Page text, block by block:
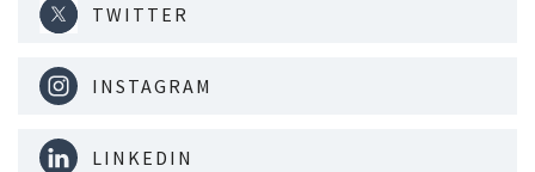
TWITTER
INSTAGRAM
LINKEDIN